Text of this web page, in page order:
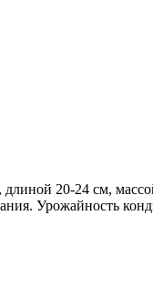
20-24 см,
Урожайность